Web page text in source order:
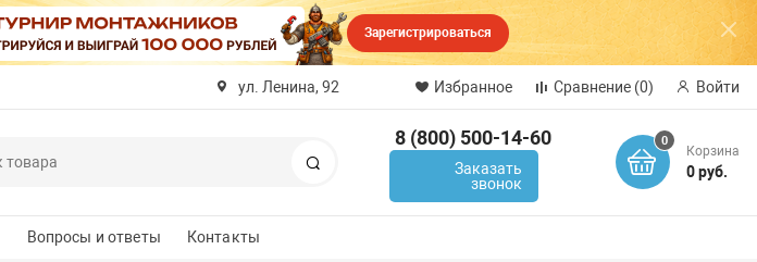
Зарегистрироваться
ул. Ленина, 92 Избранное Сравнение (0) Войти
8 (800) 500-14-60
Заказать
звонок
0
Корзина
0 руб.
Вопросы и ответы Контакты